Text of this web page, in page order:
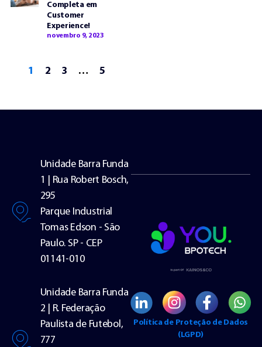
Completa em
Customer
Experience!
novembro 9, 2023
1 2 3 … 5
Unidade Barra Funda
1 | Rua Robert Bosch,
295
Parque Industrial
Tomas Edson - São
Paulo. SP - CEP
01141-010
Unidade Barra Funda
2 | R. Federação
Paulista de Futebol,
777
Política de Proteção de Dados
(LGPD)